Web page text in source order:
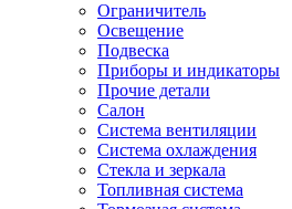
Ограничитель
Освещение
Подвеска
Приборы и индикаторы
Прочие детали
Салон
Система вентиляции
Система охлаждения
Стекла и зеркала
Топливная система